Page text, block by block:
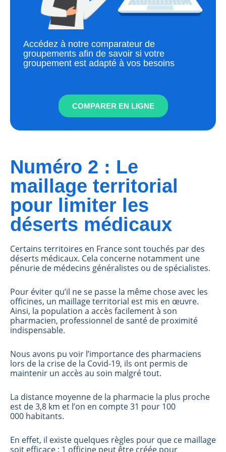
Accédez à notre comparateur de
groupements afin de savoir si votre
groupement est adapté à vos besoins
COMPARER EN LIGNE
Numéro 2 : Le
maillage territorial
pour limiter les
déserts médicaux
Certains territoires en France sont touchés par des
déserts médicaux. Cela concerne notamment une
pénurie de médecins généralistes ou de spécialistes.
Pour éviter qu’il ne se passe la même chose avec les
officines, un maillage territorial est mis en œuvre.
Ainsi, la population a accès facilement à son
pharmacien, professionnel de santé de proximité
indispensable.
Nous avons pu voir l’importance des pharmaciens
lors de la crise de la Covid-19, ils ont permis de
maintenir un accès au soin malgré tout.
La distance moyenne de la pharmacie la plus proche
est de 3,8 km et l’on en compte 31 pour 100
000 habitants.
En effet, il existe quelques règles pour que ce maillage
soit efficace : 1 officine peut être créée pour